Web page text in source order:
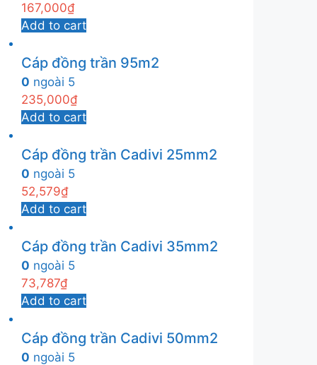
167,000₫
Add to cart
Cáp đồng trần 95m2
0 ngoài 5
235,000₫
Add to cart
Cáp đồng trần Cadivi 25mm2
0 ngoài 5
52,579₫
Add to cart
Cáp đồng trần Cadivi 35mm2
0 ngoài 5
73,787₫
Add to cart
Cáp đồng trần Cadivi 50mm2
0 ngoài 5